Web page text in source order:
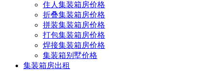
住人集装箱房价格
折叠集装箱房价格
拼装集装箱房价格
打包集装箱房价格
焊接集装箱房价格
集装箱别墅价格
集装箱房出租